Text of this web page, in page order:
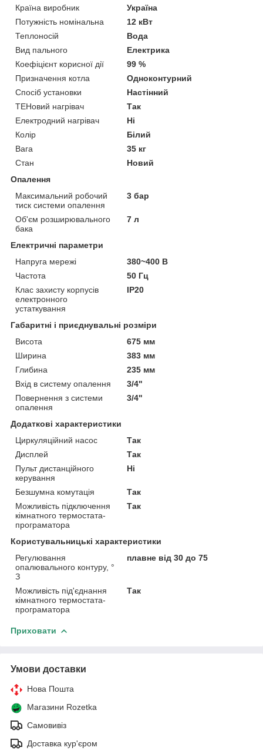
Країна виробник
Україна
Потужність номінальна
12 кВт
Теплоносій
Вода
Вид пального
Електрика
Коефіцієнт корисної дії
99 %
Призначення котла
Одноконтурний
Спосіб установки
Настінний
ТЕНовий нагрівач
Так
Електродний нагрівач
Ні
Колір
Білий
Вага
35 кг
Стан
Новий
Опалення
Максимальний робочий
тиск системи опалення
3 бар
Об'єм розширювального
бака
7 л
Електричні параметри
Напруга мережі
380~400 В
Частота
50 Гц
Клас захисту корпусів
електронного
устаткування
IP20
Габаритні і приєднувальні розміри
Висота
675 мм
Ширина
383 мм
Глибина
235 мм
Вхід в систему опалення
3/4"
Повернення з системи
опалення
3/4"
Додаткові характеристики
Циркуляційний насос
Так
Дисплей
Так
Пульт дистанційного
керування
Ні
Безшумна комутація
Так
Можливість підключення
кімнатного термостата-
програматора
Так
Користувальницькі характеристики
Регулювання
опалювального контуру, °
З
плавне від 30 до 75
Можливість під'єднання
кімнатного термостата-
програматора
Так
Приховати
Умови доставки
Нова Пошта
Магазини Rozetka
Самовивіз
Доставка кур'єром